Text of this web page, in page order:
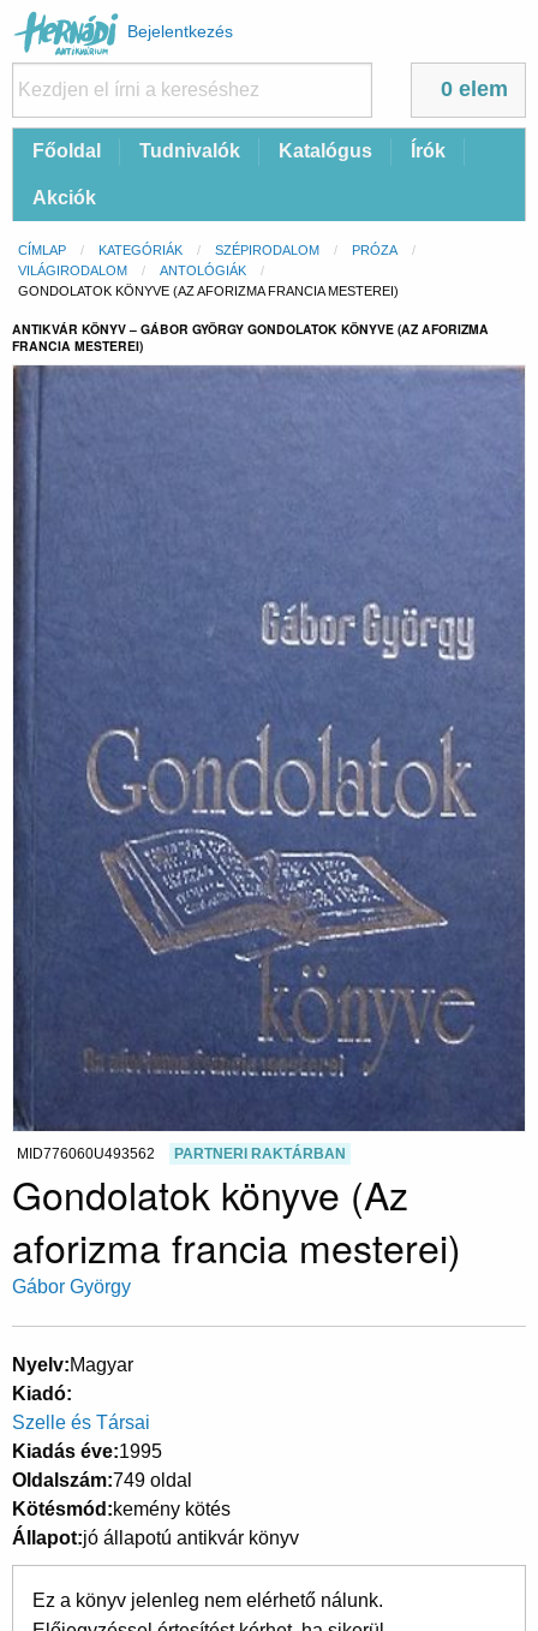
Felhasználói
fiók
menüje
Bejelentkezés
0 elem
FőFőoldal Tudnivalók Katalógus Írók
Akciók
Morzsa
CÍMLAP KATEGÓRIÁK SZÉPIRODALOM
PRÓZA
VILÁGIRODALOM
ANTOLÓGIÁK
CURRENT:
GONDOLATOK KÖNYVE (AZ AFORIZMA FRANCIA MESTEREI)
ANTIKVÁR KÖNYV – GÁBOR GYÖRGY GONDOLATOK KÖNYVE (AZ AFORIZMA
FRANCIA MESTEREI)
MID776060U493562 PARTNERI RAKTÁRBAN
Gondolatok könyve (Az
aforizma francia mesterei)
Gábor György
Nyelv Magyar
Kiadó
Szelle és Társai
Kiadás éve 1995
Oldalszám 749 oldal
Kötésmód kemény kötés
Állapot jó állapotú antikvár könyv
Ez a könyv jelenleg nem elérhető nálunk.